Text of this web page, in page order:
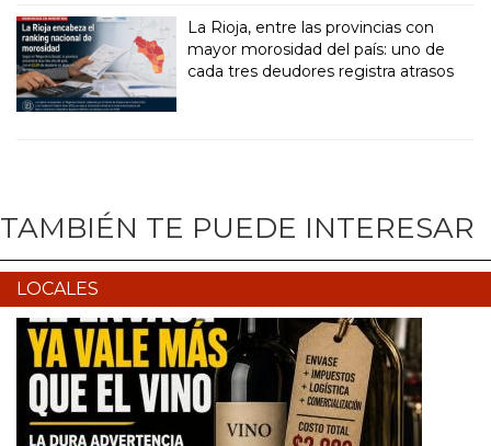
La Rioja, entre las provincias con
mayor morosidad del país: uno de
cada tres deudores registra atrasos
TAMBIÉN TE PUEDE INTERESAR
LOCALES